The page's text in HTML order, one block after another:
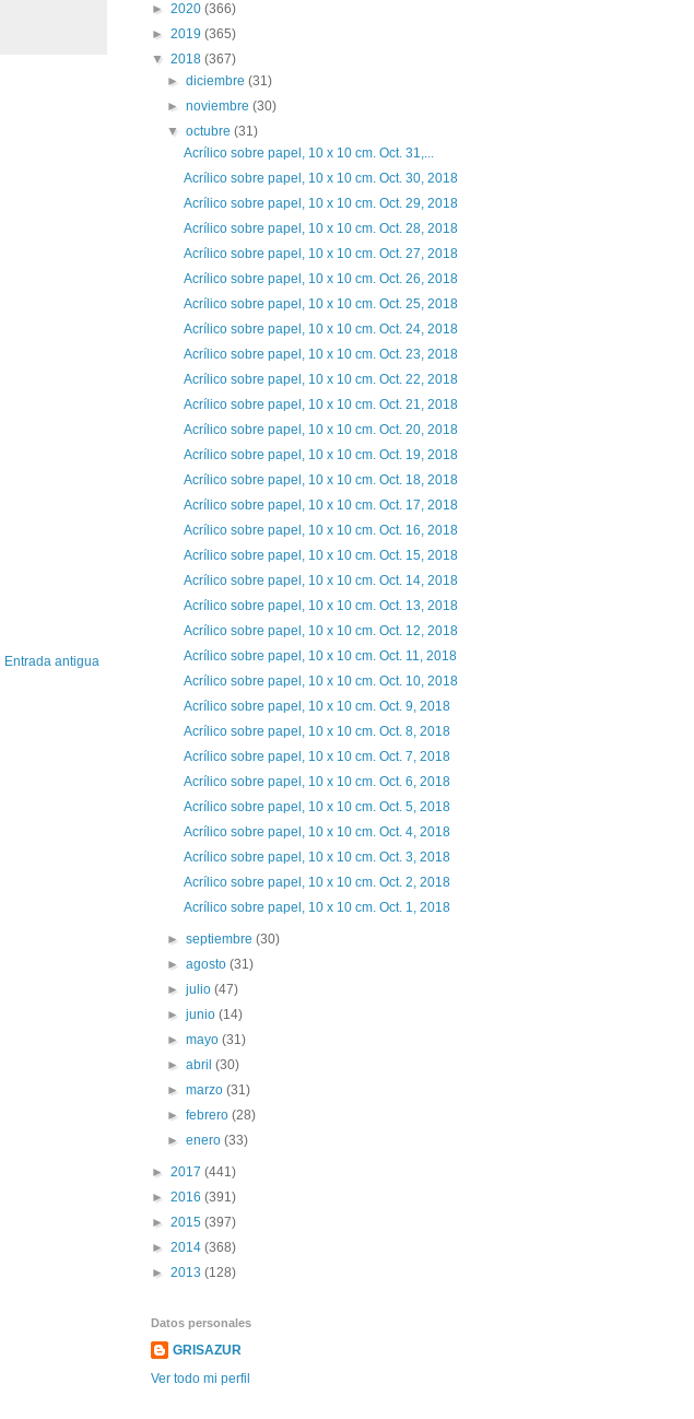
Entrada antigua
► 2020 (366)
► 2019 (365)
▼ 2018 (367)
►diciembre(31)
►noviembre(30)
▼octubre(31)
Acrílico sobre papel, 10 x 10 cm. Oct. 31,...
Acrílico sobre papel, 10 x 10 cm. Oct. 30, 2018
Acrílico sobre papel, 10 x 10 cm. Oct. 29, 2018
Acrílico sobre papel, 10 x 10 cm. Oct. 28, 2018
Acrílico sobre papel, 10 x 10 cm. Oct. 27, 2018
Acrílico sobre papel, 10 x 10 cm. Oct. 26, 2018
Acrílico sobre papel, 10 x 10 cm. Oct. 25, 2018
Acrílico sobre papel, 10 x 10 cm. Oct. 24, 2018
Acrílico sobre papel, 10 x 10 cm. Oct. 23, 2018
Acrílico sobre papel, 10 x 10 cm. Oct. 22, 2018
Acrílico sobre papel, 10 x 10 cm. Oct. 21, 2018
Acrílico sobre papel, 10 x 10 cm. Oct. 20, 2018
Acrílico sobre papel, 10 x 10 cm. Oct. 19, 2018
Acrílico sobre papel, 10 x 10 cm. Oct. 18, 2018
Acrílico sobre papel, 10 x 10 cm. Oct. 17, 2018
Acrílico sobre papel, 10 x 10 cm. Oct. 16, 2018
Acrílico sobre papel, 10 x 10 cm. Oct. 15, 2018
Acrílico sobre papel, 10 x 10 cm. Oct. 14, 2018
Acrílico sobre papel, 10 x 10 cm. Oct. 13, 2018
Acrílico sobre papel, 10 x 10 cm. Oct. 12, 2018
Acrílico sobre papel, 10 x 10 cm. Oct. 11, 2018
Acrílico sobre papel, 10 x 10 cm. Oct. 10, 2018
Acrílico sobre papel, 10 x 10 cm. Oct. 9, 2018
Acrílico sobre papel, 10 x 10 cm. Oct. 8, 2018
Acrílico sobre papel, 10 x 10 cm. Oct. 7, 2018
Acrílico sobre papel, 10 x 10 cm. Oct. 6, 2018
Acrílico sobre papel, 10 x 10 cm. Oct. 5, 2018
Acrílico sobre papel, 10 x 10 cm. Oct. 4, 2018
Acrílico sobre papel, 10 x 10 cm. Oct. 3, 2018
Acrílico sobre papel, 10 x 10 cm. Oct. 2, 2018
Acrílico sobre papel, 10 x 10 cm. Oct. 1, 2018
►septiembre(30)
►agosto(31)
►julio(47)
►junio(14)
►mayo(31)
►abril(30)
►marzo(31)
►febrero(28)
►enero(33)
► 2017 (441)
► 2016 (391)
► 2015 (397)
► 2014 (368)
► 2013 (128)
Datos personales
GRISAZUR
Ver todo mi perfil